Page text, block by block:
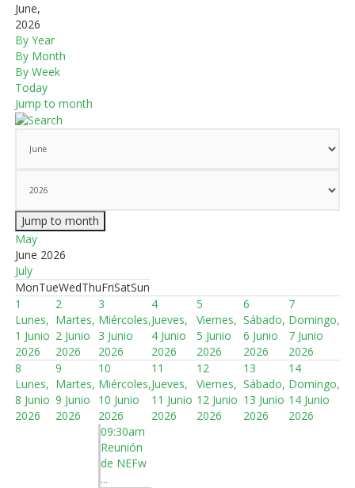
June,
2026
By Year
By Month
By Week
Today
Jump to month
Jump to month
May
June 2026
July
MonTueWedThuFriSatSun
1
Lunes,
1 Junio
2026
2
Martes,
2 Junio
2026
3
Miércoles,
3 Junio
2026
4
Jueves,
4 Junio
2026
5
Viernes,
5 Junio
2026
6
Sábado,
6 Junio
2026
7
Domingo,
7 Junio
2026
8
Lunes,
8 Junio
2026
9
Martes,
9 Junio
2026
10
Miércoles,
10 Junio
2026
09:30am
Reunión
de NEFw
...
11
Jueves,
11 Junio
2026
12
Viernes,
12 Junio
2026
13
Sábado,
13 Junio
2026
14
Domingo,
14 Junio
2026